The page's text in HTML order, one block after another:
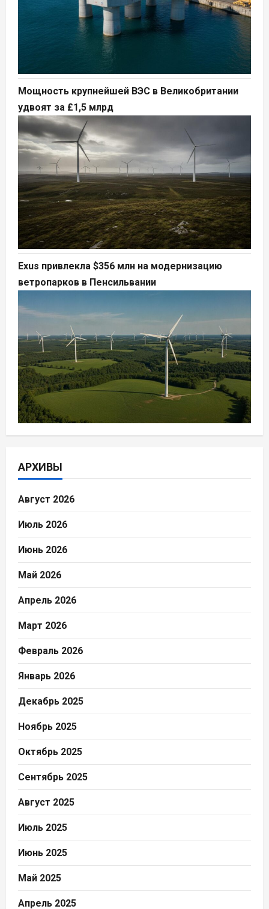
Мощность крупнейшей ВЭС в Великобритании
удвоят за £1,5 млрд
Exus привлекла $356 млн на модернизацию
ветропарков в Пенсильвании
АРХИВЫ
Август 2026
Июль 2026
Июнь 2026
Май 2026
Апрель 2026
Март 2026
Февраль 2026
Январь 2026
Декабрь 2025
Ноябрь 2025
Октябрь 2025
Сентябрь 2025
Август 2025
Июль 2025
Июнь 2025
Май 2025
Апрель 2025